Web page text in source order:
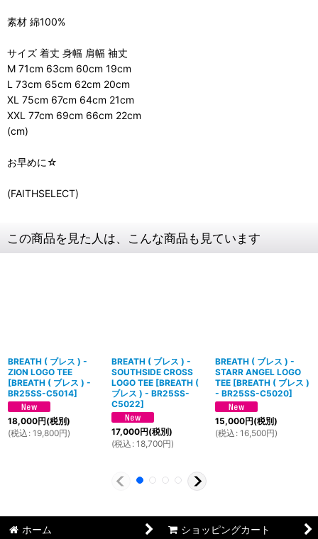
素材 綿100%
サイズ 着丈 身幅 肩幅 袖丈
M 71cm 63cm 60cm 19cm
L 73cm 65cm 62cm 20cm
XL 75cm 67cm 64cm 21cm
XXL 77cm 69cm 66cm 22cm
(cm)
お早めに☆
(FAITHSELECT)
この商品を見た人は、こんな商品も見ています
BREATH ( ブレス ) -
ZION LOGO TEE
[BREATH ( ブレス ) -
BR25SS-C5014]
18,000円(税別)
(税込 : 19,800円)
BREATH ( ブレス ) -
SOUTHSIDE CROSS
LOGO TEE [BREATH (
ブレス ) - BR25SS-
C5022]
17,000円(税別)
(税込 : 18,700円)
BREATH ( ブレス ) -
STARR ANGEL LOGO
TEE [BREATH ( ブレス )
- BR25SS-C5020]
15,000円(税別)
(税込 : 16,500円)
ホーム ショッピングカート